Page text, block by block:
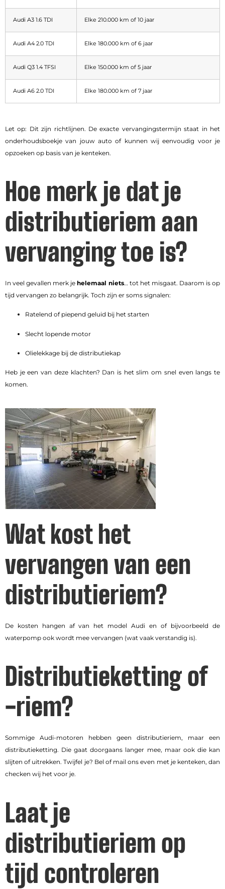
Audi A3 1.6 TDI Elke 210.000 km of 10 jaar
Audi A4 2.0 TDI Elke 180.000 km of 6 jaar
Audi Q3 1.4 TFSI Elke 150.000 km of 5 jaar
Audi A6 2.0 TDI Elke 180.000 km of 7 jaar
Let op: Dit zijn richtlijnen. De exacte vervangingstermijn staat in het
onderhoudsboekje van jouw auto of kunnen wij eenvoudig voor je
opzoeken op basis van je kenteken.
Hoe merk je dat je
distributieriem aan
vervanging toe is?
In veel gevallen merk jehelemaal niets… tot het misgaat. Daarom is op
tijd vervangen zo belangrijk. Toch zijn er soms signalen:
Ratelend of piepend geluid bij het starten
Slecht lopende motor
Olielekkage bij de distributiekap
Heb je een van deze klachten? Dan is het slim om snel even langs te
komen.
Wat kost het
vervangen van een
distributieriem?
De kosten hangen af van het model Audi en of bijvoorbeeld de
waterpomp ook wordt mee vervangen (wat vaak verstandig is).
Distributieketting of
-riem?
Sommige Audi-motoren hebben geen distributieriem, maar een
distributieketting. Die gaat doorgaans langer mee, maar ook die kan
slijten of uitrekken. Twijfel je? Bel of mail ons even met je kenteken, dan
checken wij het voor je.
Laat je
distributieriem op
tijd controleren